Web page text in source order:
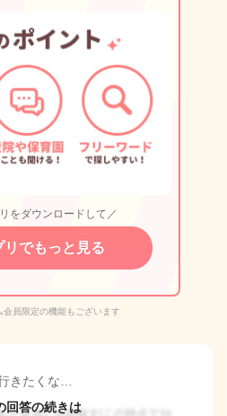
をダウンロードして／
リでもっと見る
員限定の機能もございます
きたくな…
回答の続きは